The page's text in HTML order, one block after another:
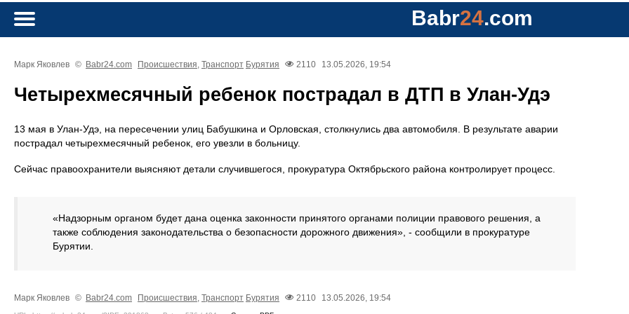
Babr24.com
Марк Яковлев © Babr24.com Происшествия, Транспорт Бурятия 2110 13.05.2026, 19:54
Четырехмесячный ребенок пострадал в ДТП в Улан-Удэ
13 мая в Улан-Удэ, на пересечении улиц Бабушкина и Орловская, столкнулись два автомобиля. В результате аварии
пострадал четырехмесячный ребенок, его увезли в больницу.
Сейчас правоохранители выясняют детали случившегося, прокуратура Октябрьского района контролирует процесс.
«Надзорным органом будет дана оценка законности принятого органами полиции правового решения, а
также соблюдения законодательства о безопасности дорожного движения», - сообщили в прокуратуре
Бурятии.
Марк Яковлев © Babr24.com Происшествия, Транспорт Бурятия 2110 13.05.2026, 19:54